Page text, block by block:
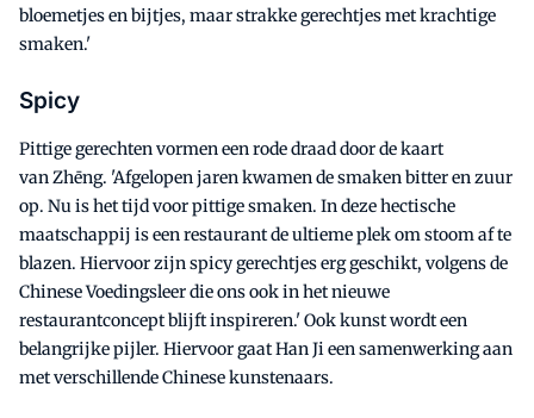
bloemetjes en bijtjes, maar strakke gerechtjes met krachtige
smaken.'
Spicy
Pittige gerechten vormen een rode draad door de kaart
van Zhēng. 'Afgelopen jaren kwamen de smaken bitter en zuur
op. Nu is het tijd voor pittige smaken. In deze hectische
maatschappij is een restaurant de ultieme plek om stoom af te
blazen. Hiervoor zijn spicy gerechtjes erg geschikt, volgens de
Chinese Voedingsleer die ons ook in het nieuwe
restaurantconcept blijft inspireren.' Ook kunst wordt een
belangrijke pijler. Hiervoor gaat Han Ji een samenwerking aan
met verschillende Chinese kunstenaars.